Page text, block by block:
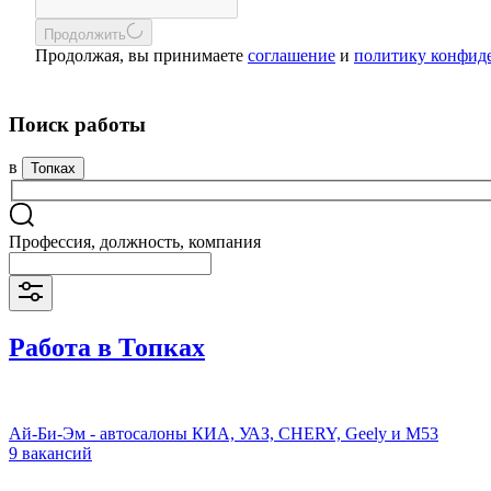
Продолжить
Продолжая, вы принимаете соглашение и политику
Поиск работы
в Топках
Профессия, должность, компания
Работа в Топках
Ай-Би-Эм - автосалоны КИА, УАЗ, CHERY, Geely и М53
9 вакансий